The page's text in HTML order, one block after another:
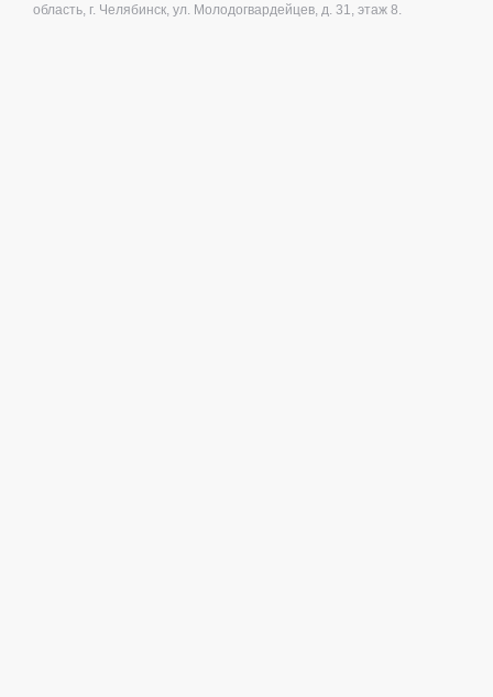
область, г. Челябинск, ул. Молодогвардейцев, д. 31, этаж 8.